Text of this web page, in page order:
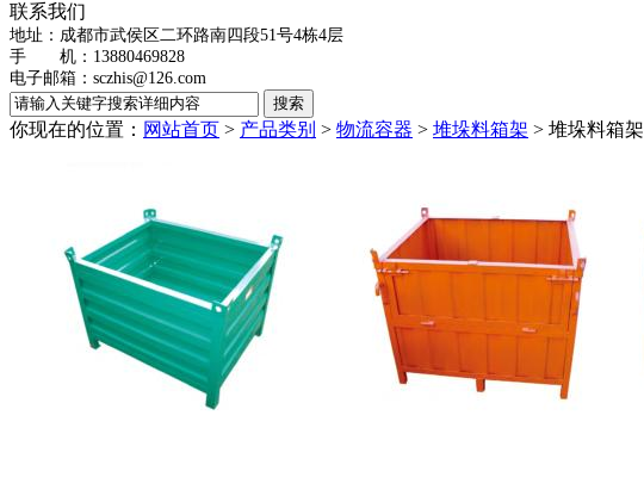
联系我们
地址： 成都市武侯区二环路南四段51号4栋4层
手 机：13880469828
电子邮箱： sczhis@126.com
你现在的位置： 网站首页 > 产品类别 > 物流容器 > 堆垛料箱架 > 堆垛料箱架